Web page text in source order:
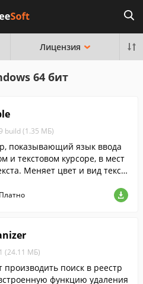
Лицензия
64 бит
build (1.35 МБ)
показывающий язык ввода
и текстовом курсоре, в мест
Меняет цвет и вид текст
от активного языка.
Платно
(24.11 МБ)
производить поиск в реестр
функцию удаления